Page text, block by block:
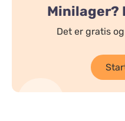
Minilager?
Det er gratis